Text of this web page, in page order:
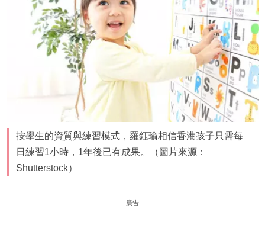
按學生的資質與練習模式，羅鈺瑜相信香港孩子只需每
日練習1小時，1年後已有成果。（圖片來源：
Shutterstock）
廣告